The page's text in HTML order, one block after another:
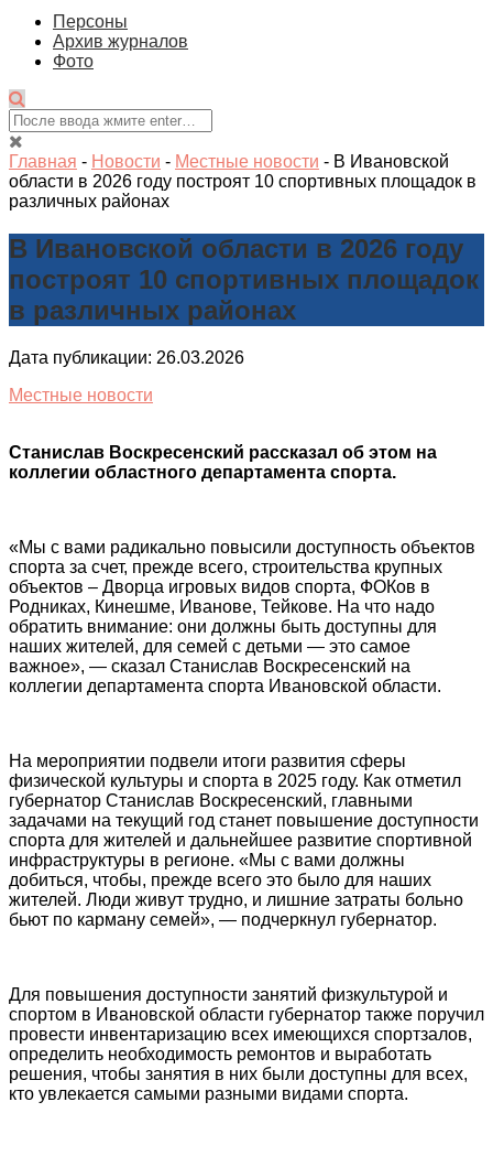
Персоны
Архив журналов
Фото
Главная - Новости - Местные новости - В Ивановской
области в 2026 году построят 10 спортивных площадок в
различных районах
В Ивановской области в 2026 году
построят 10 спортивных площадок
в различных районах
Дата публикации: 26.03.2026
Местные новости
Станислав Воскресенский рассказал об этом на
коллегии областного департамента спорта.
«Мы с вами радикально повысили доступность объектов
спорта за счет, прежде всего, строительства крупных
объектов – Дворца игровых видов спорта, ФОКов в
Родниках, Кинешме, Иванове, Тейкове. На что надо
обратить внимание: они должны быть доступны для
наших жителей, для семей с детьми — это самое
важное», — сказал Станислав Воскресенский на
коллегии департамента спорта Ивановской области.
На мероприятии подвели итоги развития сферы
физической культуры и спорта в 2025 году. Как отметил
губернатор Станислав Воскресенский, главными
задачами на текущий год станет повышение доступности
спорта для жителей и дальнейшее развитие спортивной
инфраструктуры в регионе. «Мы с вами должны
добиться, чтобы, прежде всего это было для наших
жителей. Люди живут трудно, и лишние затраты больно
бьют по карману семей», — подчеркнул губернатор.
Для повышения доступности занятий физкультурой и
спортом в Ивановской области губернатор также поручил
провести инвентаризацию всех имеющихся спортзалов,
определить необходимость ремонтов и выработать
решения, чтобы занятия в них были доступны для всех,
кто увлекается самыми разными видами спорта.